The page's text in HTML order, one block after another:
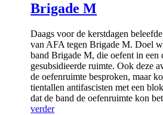
Brigade M
Daags voor de kerstdagen
van AFA tegen Brigade M. Doel
band Brigade M, die oefent in een
gesubsi­dieerde ruimte. Ook deze
de oefenruimte besproken, maar
tientallen antifascisten met een
dat de band de oefenruimte kon
verder